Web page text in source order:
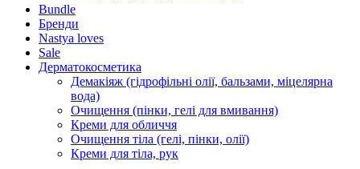
Bundle
Бренди
Nastya loves
Sale
Дерматокосметика
Демакіяж (гідрофільні олії, бальзами, міцелярна
вода)
Очищення (пінки, гелі для вмивання)
Креми для обличчя
Очищення тіла (гелі, пінки, олії)
Креми для тіла, рук